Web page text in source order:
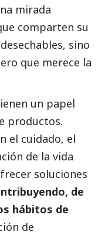
mirada
comparten su
sino
que merece la
un papel
productos.
el cuidado, el
de la vida
soluciones
de
hábitos de
de